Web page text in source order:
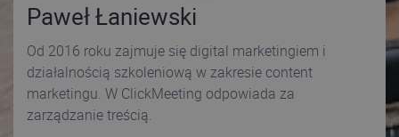
Paweł Łaniewski
Od 2016 roku zajmuje się digital marketingiem i
działalnością szkoleniową w zakresie content
marketingu. W ClickMeeting odpowiada za
zarządzanie treścią.